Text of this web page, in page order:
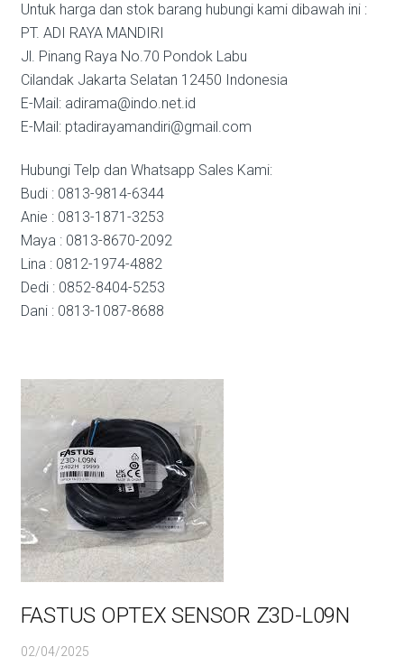
Untuk harga dan stok barang hubungi kami dibawah ini :
PT. ADI RAYA MANDIRI
Jl. Pinang Raya No.70 Pondok Labu
Cilandak Jakarta Selatan 12450 Indonesia
E-Mail: adirama@indo.net.id
E-Mail: ptadirayamandiri@gmail.com
Hubungi Telp dan Whatsapp Sales Kami:
Budi : 0813-9814-6344
Anie : 0813-1871-3253
Maya : 0813-8670-2092
Lina : 0812-1974-4882
Dedi : 0852-8404-5253
Dani : 0813-1087-8688
FASTUS OPTEX SENSOR Z3D-L09N
02/04/2025